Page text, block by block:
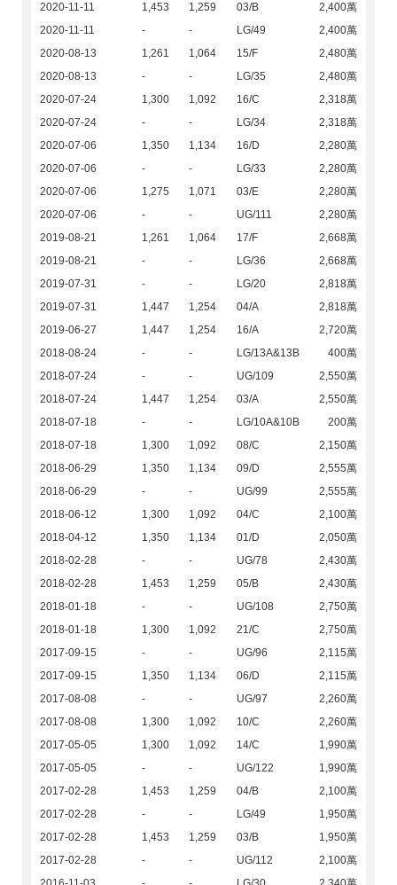
2020-11-11 1,453 1,259 03/B
2,400萬
2020-11-11
- - LG/49
2,400萬
2020-08-13
1,261 1,064 15/F
2,480萬
2020-08-13
- - LG/35
2,480萬
2020-07-24
1,300 1,092 16/C
2,318萬
2020-07-24
- - LG/34
2,318萬
2020-07-06
1,350 1,134 16/D
2,280萬
2020-07-06
- - LG/33
2,280萬
2020-07-06
1,275 1,071 03/E
2,280萬
2020-07-06
- - UG/111
2,280萬
2019-08-21
1,261 1,064 17/F
2,668萬
2019-08-21
- - LG/36
2,668萬
2019-07-31
- - LG/20
2,818萬
2019-07-31
1,447 1,254 04/A
2,818萬
2019-06-27
1,447 1,254 16/A
2,720萬
2018-08-24
- - LG/13A&13B
400萬
2018-07-24
- - UG/109
2,550萬
2018-07-24
1,447 1,254 03/A
2,550萬
2018-07-18
- - LG/10A&10B
200萬
2018-07-18
1,300 1,092 08/C
2,150萬
2018-06-29
1,350 1,134 09/D
2,555萬
2018-06-29
- - UG/99
2,555萬
2018-06-12
1,300 1,092 04/C
2,100萬
2018-04-12
1,350 1,134 01/D
2,050萬
2018-02-28
- - UG/78
2,430萬
2018-02-28
1,453 1,259 05/B
2,430萬
2018-01-18
- - UG/108
2,750萬
2018-01-18
1,300 1,092 21/C
2,750萬
2017-09-15
- - UG/96
2,115萬
2017-09-15
1,350 1,134 06/D
2,115萬
2017-08-08
- - UG/97
2,260萬
2017-08-08
1,300 1,092 10/C
2,260萬
2017-05-05
1,300 1,092 14/C
1,990萬
2017-05-05
- - UG/122
1,990萬
2017-02-28
1,453 1,259 04/B
2,100萬
2017-02-28
- - LG/49
1,950萬
2017-02-28
1,453 1,259 03/B
1,950萬
2017-02-28
- - UG/112
2,100萬